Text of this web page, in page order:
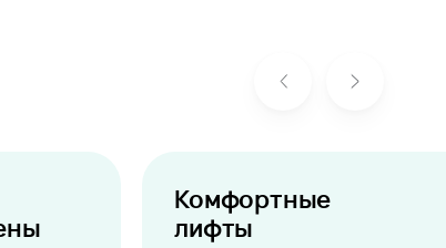
Комфортные
лифты